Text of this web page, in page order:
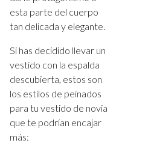
esta parte del cuerpo
tan delicada y elegante.
Si has decidido llevar un
vestido con la espalda
descubierta, estos son
los estilos de peinados
para tu vestido de novia
que te podrían encajar
más: